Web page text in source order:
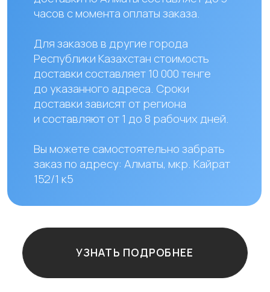
+ 7 706 407 30 81
Остались
вопросы?
Наши контакты
Казахстан, г.Алматы,
мкр. Кайрат 152/1, оф.12